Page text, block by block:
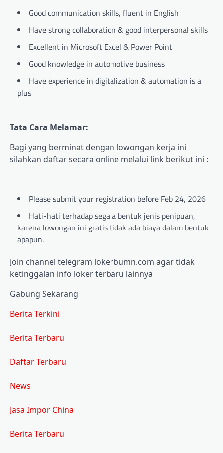
Good communication skills, fluent in English
Have strong collaboration & good interpersonal skills
Excellent in Microsoft Excel & Power Point
Good knowledge in automotive business
Have experience in digitalization & automation is a
plus
Tata Cara Melamar:
Bagi yang berminat dengan lowongan kerja ini
silahkan daftar secara online melalui link berikut ini :
Please submit your registration before Feb 24, 2026
Hati-hati terhadap segala bentuk jenis penipuan,
karena lowongan ini gratis tidak ada biaya dalam bentuk
apapun.
Join channel telegram lokerbumn.com agar tidak
ketinggalan info loker terbaru lainnya
Gabung Sekarang
Berita Terkini
Berita Terbaru
Daftar Terbaru
News
Jasa Impor China
Berita Terbaru